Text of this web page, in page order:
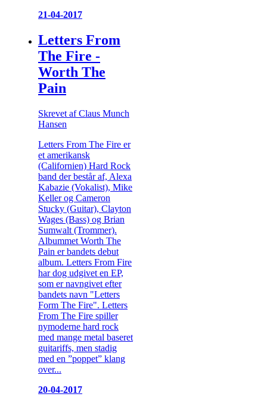
21-04-2017
Letters From
The Fire -
Worth The
Pain
Skrevet af Claus Munch
Hansen
Letters From The Fire er
et amerikansk
(Californien) Hard Rock
band der består af, Alexa
Kabazie (Vokalist), Mike
Keller og Cameron
Stucky (Guitar), Clayton
Wages (Bass) og Brian
Sumwalt (Trommer).
Albummet Worth The
Pain er bandets debut
album. Letters From Fire
har dog udgivet en EP,
som er navngivet efter
bandets navn "Letters
Form The Fire". Letters
From The Fire spiller
nymoderne hard rock
med mange metal baseret
guitariffs, men stadig
med en ”poppet” klang
over...
20-04-2017